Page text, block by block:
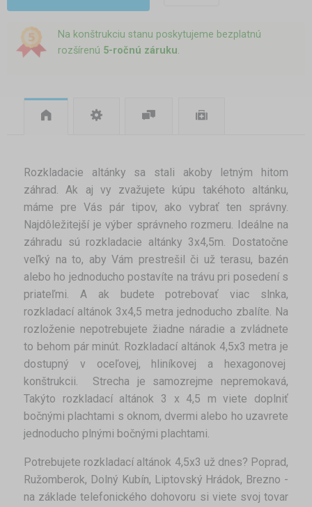
Na konštrukciu stanu poskytujeme bezplatnú
rozšírenú 5-ročnú záruku.
Rozkladacie altánky sa stali akoby letným hitom
záhrad. Ak aj vy zvažujete kúpu takéhoto altánku,
máme pre Vás pár tipov, ako vybrať ten správny.
Najdôležitejší je výber správneho rozmeru. Ideálne na
záhradu sú rozkladacie altánky 3x4,5m. Dostatočne
veľký na to, aby Vám prestrešil či už terasu, bazén
alebo ho jednoducho postavíte na trávu pri posedení s
priateľmi. A ak budete potrebovať viac slnka,
rozkladací altánok 3x4,5 metra jednoducho zbalíte. Na
rozloženie nepotrebujete žiadne náradie a zvládnete
to behom pár minút. Rozkladací altánok 4,5x3 metra je
dostupný v oceľovej, hliníkovej a hexagonovej
konštrukcii. Strecha je samozrejme nepremokavá,
Takýto rozkladací altánok 3 x 4,5 m viete doplniť
bočnými plachtami s oknom, dvermi alebo ho uzavrete
jednoducho plnými bočnými plachtami.
Potrebujete rozkladací altánok 4,5x3 už dnes? Poprad,
Ružomberok, Dolný Kubín, Liptovský Hrádok, Brezno -
na základe telefonického dohovoru si viete svoj tovar